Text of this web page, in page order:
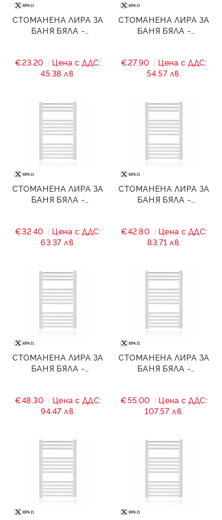
СТОМАНЕНА ЛИРА ЗА
БАНЯ БЯЛА -
€23.20
Цена с ДДС:
45.38 лв.
СТОМАНЕНА ЛИРА ЗА
БАНЯ БЯЛА -
€27.90
Цена с ДДС:
54.57 лв.
СТОМАНЕНА ЛИРА ЗА
БАНЯ БЯЛА -
€32.40
Цена с ДДС:
63.37 лв.
СТОМАНЕНА ЛИРА ЗА
БАНЯ БЯЛА -
€42.80
Цена с ДДС:
83.71 лв.
СТОМАНЕНА ЛИРА ЗА
БАНЯ БЯЛА -
€48.30
Цена с ДДС:
94.47 лв.
СТОМАНЕНА ЛИРА ЗА
БАНЯ БЯЛА -
€55.00
Цена с ДДС:
107.57 лв.